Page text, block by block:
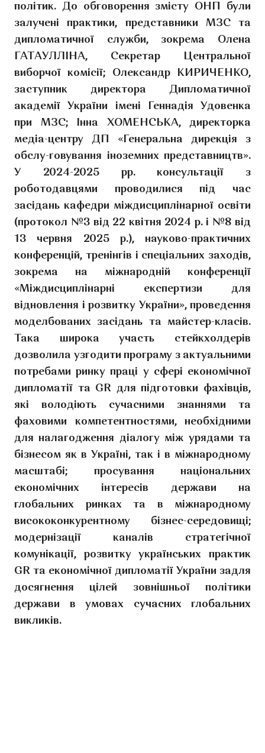
політик. До обговорення змісту ОНП були
залучені практики, представники МЗС та
дипломатичної служби, зокрема Олена
ГАТАУЛЛІНА, Секретар Центральної
виборчої комісії; Олександр КИРИЧЕНКО,
заступник директора Дипломатичної
академії України імені Геннадія Удовенка
при МЗС; Інна ХОМЕНСЬКА, директорка
медіа-центру ДП «Генеральна дирекція з
обслу-говування іноземних представництв».
У 2024-2025 рр. консультації з
роботодавцями проводилися під час
засідань кафедри міждисциплінарної освіти
(протокол №3 від 22 квітня 2024 р. і №8 від
13 червня 2025 р.), науково-практичних
конференцій, тренінгів і спеціальних заходів,
зокрема на міжнародній конференції
«Міждисциплінарні експертизи для
відновлення і розвитку України», проведення
моделбованих засідань та майстер-класів.
Така широка участь стейкхолдерів
дозволила узгодити програму з актуальними
потребами ринку праці у сфері економічної
дипломатії та GR для підготовки фахівців,
які володіють сучасними знаннями та
фаховими компетентностями, необхідними
для налагодження діалогу між урядами та
бізнесом як в Україні, так і в міжнародному
масштабі; просування національних
економічних інтересів держави на
глобальних ринках та в міжнародному
висококонкурентному бізнес-середовищі;
модернізації каналів стратегічної
комунікації, розвитку українських практик
GR та економічної дипломатії України задля
досягнення цілей зовнішньої політики
держави в умовах сучасних глобальних
викликів.